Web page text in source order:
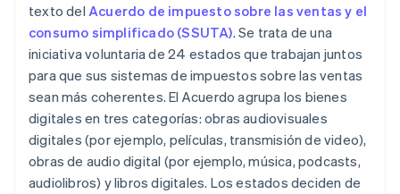
texto del Acuerdo de impuesto sobre las ventas y el
consumo simplificado (SSUTA). Se trata de una
iniciativa voluntaria de 24 estados que trabajan juntos
para que sus sistemas de impuestos sobre las ventas
sean más coherentes. El Acuerdo agrupa los bienes
digitales en tres categorías: obras audiovisuales
digitales (por ejemplo, películas, transmisión de video),
obras de audio digital (por ejemplo, música, podcasts,
audiolibros) y libros digitales. Los estados deciden de